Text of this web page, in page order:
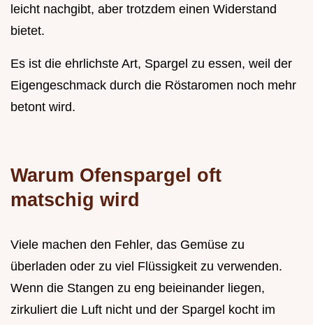
leicht nachgibt, aber trotzdem einen Widerstand
bietet.
Es ist die ehrlichste Art, Spargel zu essen, weil der
Eigengeschmack durch die Röstaromen noch mehr
betont wird.
Warum Ofenspargel oft
matschig wird
Viele machen den Fehler, das Gemüse zu
überladen oder zu viel Flüssigkeit zu verwenden.
Wenn die Stangen zu eng beieinander liegen,
zirkuliert die Luft nicht und der Spargel kocht im